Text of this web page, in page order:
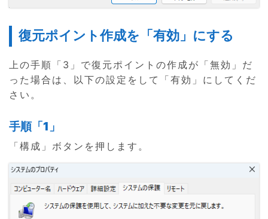
復元ポイント作成を「有効」にする
上の手順「3」で復元ポイントの作成が「無効」だ
った場合は、以下の設定をして「有効」にしてくだ
さい。
手順「1」
「構成」ボタンを押します。